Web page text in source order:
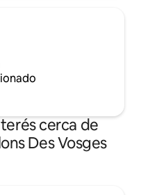
cerca de
Des Vosges